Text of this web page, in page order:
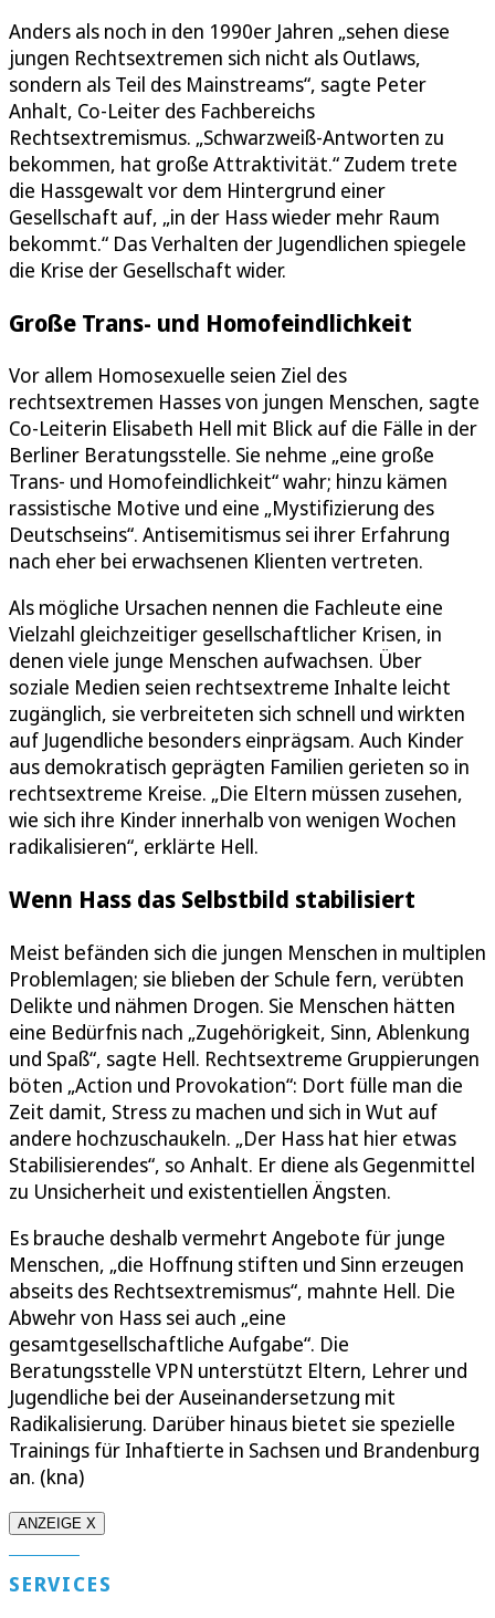
Anders als noch in den 1990er Jahren „sehen diese
jungen Rechtsextremen sich nicht als Outlaws,
sondern als Teil des Mainstreams“, sagte Peter
Anhalt, Co-Leiter des Fachbereichs
Rechtsextremismus. „Schwarzweiß-Antworten zu
bekommen, hat große Attraktivität.“ Zudem trete
die Hassgewalt vor dem Hintergrund einer
Gesellschaft auf, „in der Hass wieder mehr Raum
bekommt.“ Das Verhalten der Jugendlichen spiegele
die Krise der Gesellschaft wider.
Große Trans- und Homofeindlichkeit
Vor allem Homosexuelle seien Ziel des
rechtsextremen Hasses von jungen Menschen, sagte
Co-Leiterin Elisabeth Hell mit Blick auf die Fälle in der
Berliner Beratungsstelle. Sie nehme „eine große
Trans- und Homofeindlichkeit“ wahr; hinzu kämen
rassistische Motive und eine „Mystifizierung des
Deutschseins“. Antisemitismus sei ihrer Erfahrung
nach eher bei erwachsenen Klienten vertreten.
Als mögliche Ursachen nennen die Fachleute eine
Vielzahl gleichzeitiger gesellschaftlicher Krisen, in
denen viele junge Menschen aufwachsen. Über
soziale Medien seien rechtsextreme Inhalte leicht
zugänglich, sie verbreiteten sich schnell und wirkten
auf Jugendliche besonders einprägsam. Auch Kinder
aus demokratisch geprägten Familien gerieten so in
rechtsextreme Kreise. „Die Eltern müssen zusehen,
wie sich ihre Kinder innerhalb von wenigen Wochen
radikalisieren“, erklärte Hell.
Wenn Hass das Selbstbild stabilisiert
Meist befänden sich die jungen Menschen in multiplen
Problemlagen; sie blieben der Schule fern, verübten
Delikte und nähmen Drogen. Sie Menschen hätten
eine Bedürfnis nach „Zugehörigkeit, Sinn, Ablenkung
und Spaß“, sagte Hell. Rechtsextreme Gruppierungen
böten „Action und Provokation“: Dort fülle man die
Zeit damit, Stress zu machen und sich in Wut auf
andere hochzuschaukeln. „Der Hass hat hier etwas
Stabilisierendes“, so Anhalt. Er diene als Gegenmittel
zu Unsicherheit und existentiellen Ängsten.
Es brauche deshalb vermehrt Angebote für junge
Menschen, „die Hoffnung stiften und Sinn erzeugen
abseits des Rechtsextremismus“, mahnte Hell. Die
Abwehr von Hass sei auch „eine
gesamtgesellschaftliche Aufgabe“. Die
Beratungsstelle VPN unterstützt Eltern, Lehrer und
Jugendliche bei der Auseinandersetzung mit
Radikalisierung. Darüber hinaus bietet sie spezielle
Trainings für Inhaftierte in Sachsen und Brandenburg
an. (kna)
ANZEIGE X
SERVICES